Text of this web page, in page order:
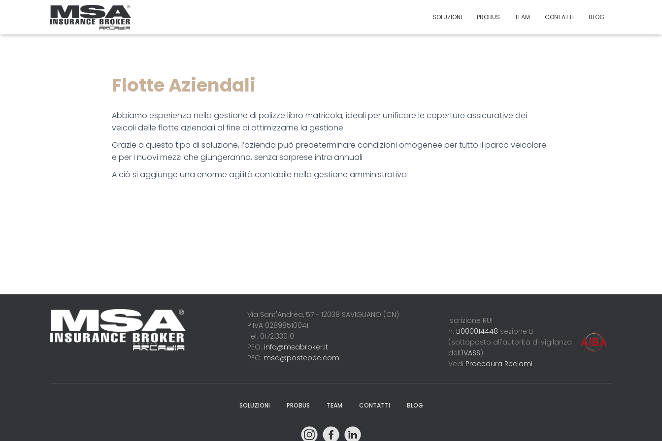
SOLUZIONI PROBUS TEAM CONTATTI BLOG
Flotte Aziendali
Abbiamo esperienza nella gestione di polizze libro matricola, ideali per unificare le coperture assicurative dei
veicoli delle flotte aziendali al fine di ottimizzarne la gestione.
Grazie a questo tipo di soluzione, l’azienda può predeterminare condizioni omogenee per tutto il parco veicolare
e per i nuovi mezzi che giungeranno, senza sorprese intra annuali
A ciò si aggiunge una enorme agilità contabile nella gestione amministrativa
Via Sant'Andrea, 57 - 12038 SAVIGLIANO (CN)
P.IVA 02898510041
Tel. 0172.33010
PEO: info@msabroker.it
PEC: msa@postepec.com
Iscrizione RUI
n. B000014448 sezione B
(sottoposto all'autorità di vigilanza
dell'IVASS)
Vedi Procedura Reclami
SOLUZIONI PROBUS TEAM CONTATTI BLOG